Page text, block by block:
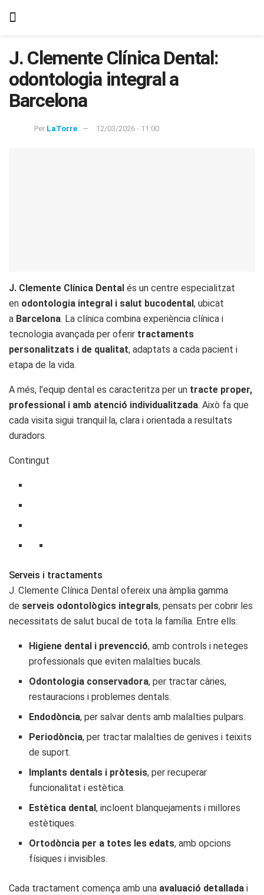
J. Clemente Clínica Dental:
odontologia integral a
Barcelona
Per LaTorre 12/03/2026 - 11:00
J. Clemente Clínica Dental és un centre especialitzat
en odontologia integral i salut bucodental, ubicat
a Barcelona. La clínica combina experiència clínica i
tecnologia avançada per oferir tractaments
personalitzats i de qualitat, adaptats a cada pacient i
etapa de la vida.
A més, l’equip dental es caracteritza per un tracte proper,
professional i amb atenció individualitzada. Això fa que
cada visita sigui tranquil·la, clara i orientada a resultats
duradors.
Contingut
Serveis i tractaments
J. Clemente Clínica Dental ofereix una àmplia gamma
de serveis odontològics integrals, pensats per cobrir les
necessitats de salut bucal de tota la família. Entre ells:
Higiene dental i prevencció, amb controls i neteges
professionals que eviten malalties bucals.
Odontologia conservadora, per tractar càries,
restauracions i problemes dentals.
Endodòncia, per salvar dents amb malalties pulpars.
Periodòncia, per tractar malalties de genives i teixits
de suport.
Implants dentals i pròtesis, per recuperar
funcionalitat i estètica.
Estètica dental, incloent blanquejaments i millores
estètiques.
Ortodòncia per a totes les edats, amb opcions
físiques i invisibles.
Cada tractament comença amb una avaluació detallada i